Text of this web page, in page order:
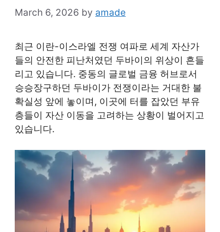
March 6, 2026 by amade
최근 이란-이스라엘 전쟁 여파로 세계 자산가
들의 안전한 피난처였던 두바이의 위상이 흔들
리고 있습니다. 중동의 글로벌 금융 허브로서
승승장구하던 두바이가 전쟁이라는 거대한 불
확실성 앞에 놓이며, 이곳에 터를 잡았던 부유
층들이 자산 이동을 고려하는 상황이 벌어지고
있습니다.